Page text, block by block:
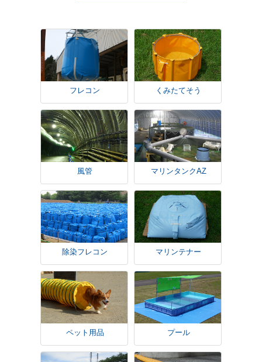
フレコン くみたてそう
風管 マリンタンクAZ
除染フレコン マリンテナー
ペット用品 プール